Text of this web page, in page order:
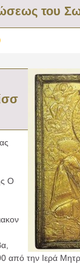
του
Ο
από την Ιερά